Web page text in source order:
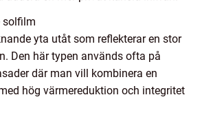
solfilm
yta utåt som reflekterar en stor
Den här typen används ofta på
där man vill kombinera en
hög värmereduktion och integritet